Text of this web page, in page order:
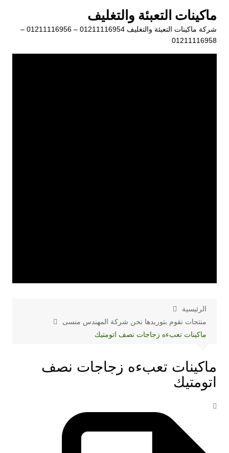
المحتوى
ماكينات التعبئة والتغليف
شركة ماكينات التعبئة والتغليف 01211116954 – 01211116956 –
01211116958
الرئيسية
منتجات نقوم بتوريدها نحن شركة المهندس منسى
ماكينات تعبءه زجاجات نصف اتومتيك
ماكينات تعبءه زجاجات نصف
اتومتيك